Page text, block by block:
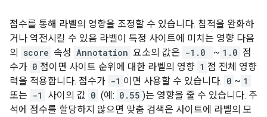
점수를 통해 라벨의 영향을 조정할 수 있습니다. 침적을 완화하
거나 역전시킬 수 있음 라벨이 특정 사이트에 미치는 영향 다음
의
score 속성 Annotation 요소의 값은 -1.0 ~ 1.0 점
수가 0 점이면 사이트 순위에 대한 라벨의 영향 1 점 전체 영향
력을 적용합니다. 점수가 -1 이면 사용할 수 있습니다. 0 ~ 1
또는 -1 사이의 값 0 (예: 0.55 )는 영향을 줄 수 있습니다. 주
석에 점수를 할당하지 않으면 맞춤 검색은 사이트에 라벨의 모